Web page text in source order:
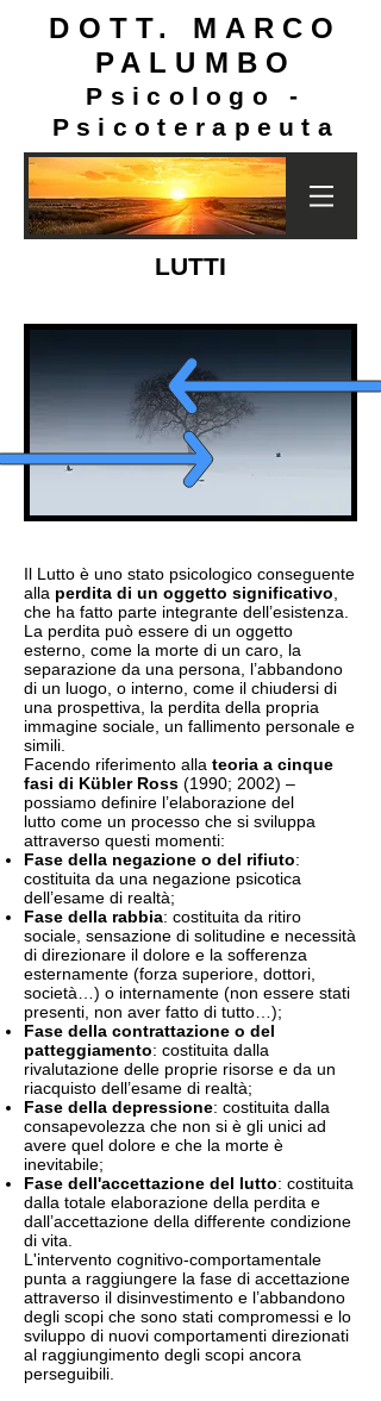
DOTT. MARCO
PALUMBO
Psicologo -
Psicoterapeuta
LUTTI
Il Lutto è uno stato psicologico conseguente
alla perdita di un oggetto significativo
che ha fatto parte integrante dell’esistenza.
La perdita può essere di un oggetto
esterno, come la morte di un caro, la
separazione da una persona, l’abbandono
di un luogo, o interno, come il chiudersi di
una prospettiva, la perdita della propria
immagine sociale, un fallimento personale e
simili.
Facendo riferimento alla teoria a cinque
fasi di Kübler Ross (1990; 2002) –
possiamo definire l’elaborazione del
lutto come un processo che si sviluppa
attraverso questi momenti:
Fase della negazione o del rifiuto:
costituita da una negazione psicotica
dell’esame di realtà;
Fase della rabbia: costituita da ritiro
sociale, sensazione di solitudine e necessità
di direzionare il dolore e la sofferenza
esternamente (forza superiore, dottori,
società…) o internamente (non essere stati
presenti, non aver fatto di tutto…);
Fase della contrattazione o del
patteggiamento: costituita dalla
rivalutazione delle proprie risorse e da un
riacquisto dell’esame di realtà;
Fase della depressione: costituita dalla
consapevolezza che non si è gli unici ad
avere quel dolore e che la morte è
inevitabile;
Fase dell'accettazione del lutto: costituita
dalla totale elaborazione della perdita e
dall’accettazione della differente condizione
di vita.
L'intervento cognitivo-comportamentale
punta a raggiungere la fase di accettazione
attraverso il disinvestimento e l’abbandono
degli scopi che sono stati compromessi e lo
sviluppo di nuovi comportamenti direzionati
al raggiungimento degli scopi ancora
perseguibili.